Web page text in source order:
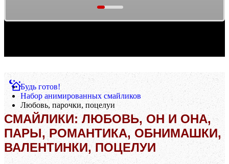
Будь готов!
Набор анимированных смайликов
Любовь, парочки, поцелуи
СМАЙЛИКИ: ЛЮБОВЬ, ОН И ОНА,
ПАРЫ, РОМАНТИКА, ОБНИМАШКИ,
ВАЛЕНТИНКИ, ПОЦЕЛУИ